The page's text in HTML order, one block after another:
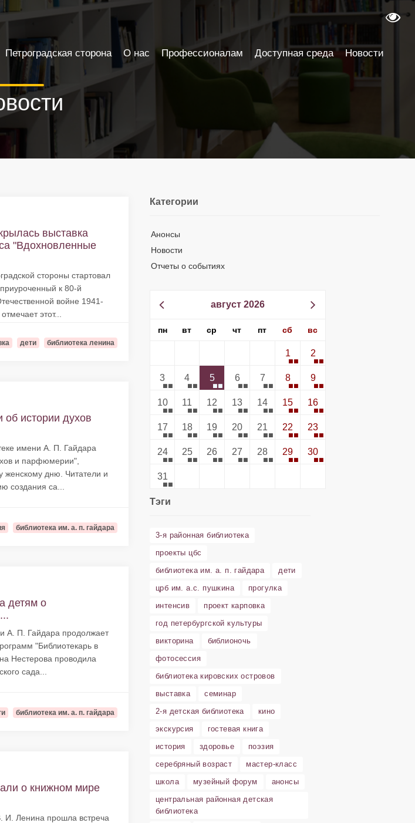
выставка
"Вдохновленные
стороны стартовал
к 80-й
войне 1941-
этот...
дети библиотека ленина
об истории духов
имени А. П. Гайдара
и парфюмерии",
дню. Читатели и
создания са...
библиотека им. а. п. гайдара
детям о
А. П. Гайдара продолжает
"Библиотекарь в
Нестерова проводила
сада...
библиотека им. а. п. гайдара
о книжном мире
И. Ленина прошла встреча
Категории
Анонсы
Новости
Отчеты о событиях
август 2026
пн вт ср чт пт сб вс
1 2
3 4 5 6 7 8 9
10 11 12 13 14 15 16
17 18 19 20 21 22 23
24 25 26 27 28 29 30
31
Тэги
3-я районная библиотека
проекты цбс
библиотека им. а. п. гайдара
дети
црб им. а.с. пушкина
прогулка
интенсив
проект карповка
год петербургской культуры
викторина
библионочь
фотосессия
библиотека кировских островов
выставка
семинар
2-я детская библиотека
кино
экскурсия
гостевая книга
история
здоровье
поэзия
серебряный возраст
мастер-класс
школа
музейный форум
анонсы
центральная районная детская
библиотека
Петроградская сторона О нас Профессионалам Доступная среда Новости